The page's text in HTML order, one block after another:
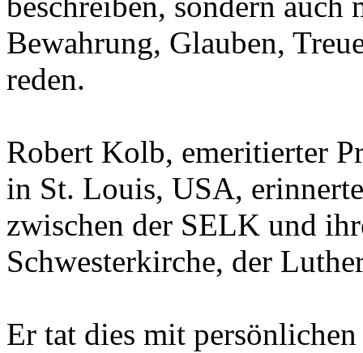
Bewahrung, Glauben,
reden.
Robert Kolb, emeritierter
in St. Louis, USA,
zwischen der SELK und
Schwesterkirche, der
Er tat dies mit